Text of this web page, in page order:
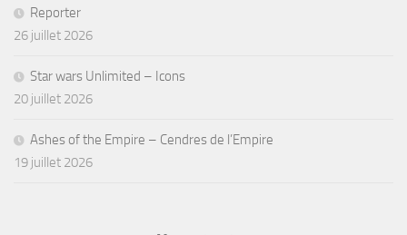
Reporter
26 juillet 2026
Star wars Unlimited – Icons
20 juillet 2026
Ashes of the Empire – Cendres de l’Empire
19 juillet 2026